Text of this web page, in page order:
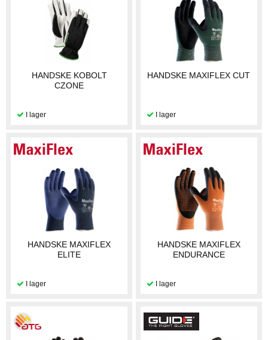
HANDSKE KOBOLT
CZONE
HANDSKE MAXIFLEX CUT
HANDSKE MAXIFLEX
ELITE
HANDSKE MAXIFLEX
ENDURANCE